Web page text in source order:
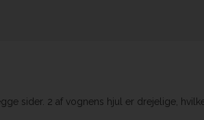
sider. 2 af vognens hjul er drejelige,